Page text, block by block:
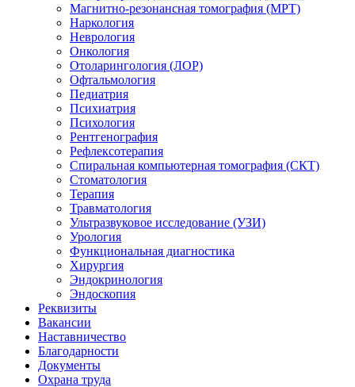
Магнитно-резонансная томография (МРТ)
Наркология
Неврология
Онкология
Отоларингология (ЛОР)
Офтальмология
Педиатрия
Психиатрия
Психология
Рентгенография
Рефлексотерапия
Спиральная компьютерная томография (СКТ)
Стоматология
Терапия
Травматология
Ультразвуковое исследование (УЗИ)
Урология
Функциональная диагностика
Хирургия
Эндокринология
Эндоскопия
Реквизиты
Вакансии
Наставничество
Благодарности
Документы
Охрана труда